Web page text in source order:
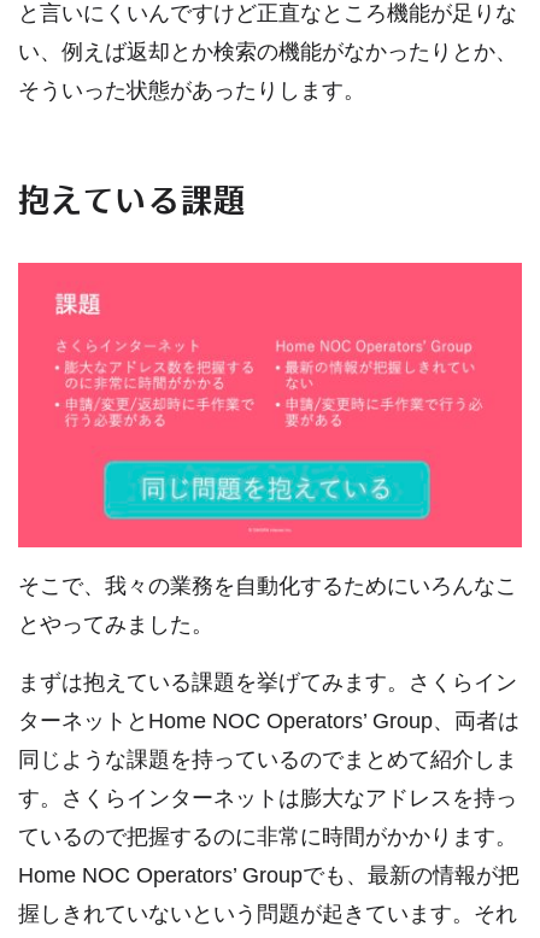
と言いにくいんですけど正直なところ機能が足りな
い、例えば返却とか検索の機能がなかったりとか、
そういった状態があったりします。
抱えている課題
そこで、我々の業務を自動化するためにいろんなこ
とやってみました。
まずは抱えている課題を挙げてみます。さくらイン
ターネットとHome NOC Operators’ Group、両者は
同じような課題を持っているのでまとめて紹介しま
す。さくらインターネットは膨大なアドレスを持っ
ているので把握するのに非常に時間がかかります。
Home NOC Operators’ Groupでも、最新の情報が把
握しきれていないという問題が起きています。それ